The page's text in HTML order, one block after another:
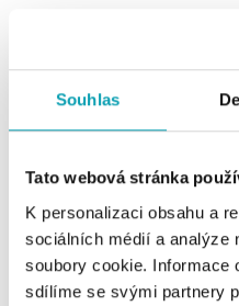
Souhlas
Tato webová stránka
K personalizaci obsahu a
sociálních médií a analýze
soubory cookie. Informace
sdílíme se svými partnery
Gianluca
od 84 131 Kč